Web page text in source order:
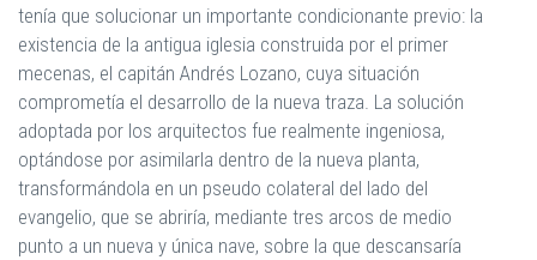
tenía que solucionar un importante condicionante previo: la
existencia de la antigua iglesia construida por el primer
mecenas, el capitán Andrés Lozano, cuya situación
comprometía el desarrollo de la nueva traza. La solución
adoptada por los arquitectos fue realmente ingeniosa,
optándose por asimilarla dentro de la nueva planta,
transformándola en un pseudo colateral del lado del
evangelio, que se abriría, mediante tres arcos de medio
punto a un nueva y única nave, sobre la que descansaría